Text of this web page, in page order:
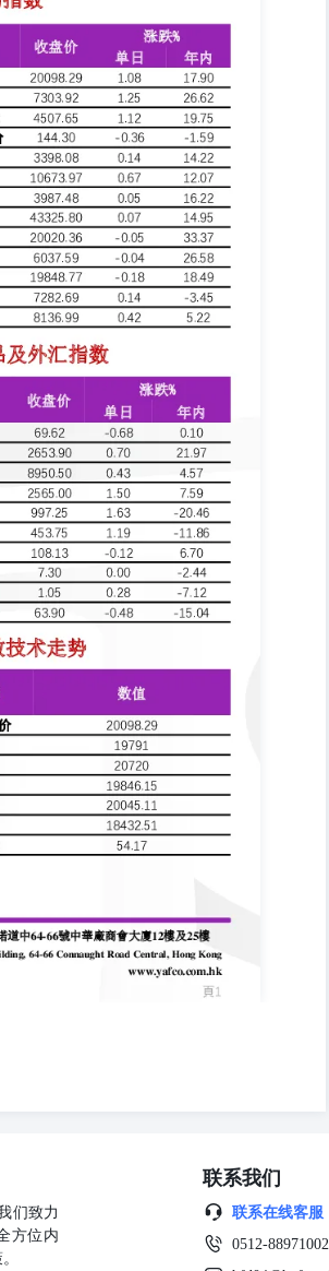
行业金融机构董事和高级管理人员加强管理。
出现近年来首次萎缩，分别较2018年末减少
FINANCIAL HOLDINGS
告，为进一步推进公司全球化战略布局，打
票并申请在香港联交所主板挂牌上市。早前消
IPO。宁德时代于12月26日召开了第四届董事
联交所上市的相关议案。同时，公司聘请致同
市的审计机构。根据相关规定，公司本次发行
证监会、香港联交所和香港证券及期货事务监
前，除本次董事会审议通过的相关议案外，其
备案和审核程序并最终实施具有重大不确定
信披义务。财报显示，今年前三季度，宁德时
民币，同比增长15.59%。 香港中環干諾道中
Hong Kongwww.yafco.com.hk頁2 新
LIMITED 财经要闻 资料来源：彭博,经济
提交对代总统韩德洙的弹劾动议：韩国反对党
官的任命可能会增加总统尹锡悦下台的可能
举行投票。韩德洙周四早些时候发表紧急公开
被弹劾风险，并可能加剧紧张局面。韩德洙表
在讲话中说。“如果各政党同意并提交提案，
到底，宪法法院定于周五举行首次审前听证
持续申领失业救济人数升至三年多来的最高
，截至12月14日当周，持续申领失业救济金人
至219,000人。持续申领失业救济人数在2024
杰罗姆·鲍威尔上周表示，就业市场仍然稳
后举行的新闻发布会上表示，劳动力市场正在
人。在未经季节因素调整的基础上，上周
州和西弗吉尼亚降幅最大。 以色列空袭胡塞
设施、Hezyaz和RasKanatib发电站。以色列
MasirahTV报道，目前至少有3人死亡。以色列
这样做，直到完成任务。””胡塞武装试图逐
击说明胡塞武装试图搞疲劳战术，在限制抵抗
系统击中：阿塞拜疆官方新闻网Caliber报道
防空系统击中。Caliber援引不具名的政府官员
道称，由于俄军使用了电子战系统，该客机的
未回复置评请求。克里姆林宫发言人德米特里
促各方等待调查完成而非揣测坠机原因。国有
飞机从首都巴库飞往格罗兹尼，后改变航向在
表示，救援队在坠机现场找到了38具尸体且清
疗。救援人员还发现了有助于确定坠机原因的
金融监管总局发布银行业金融机构董事（理
利用职务之便牟取非法利益，不得损害国家利
必要的反洗钱和反恐怖融资培训，具备相应的
别巨大的人员，监管机构可视情节轻重及其后
查结果有关情况,表示修订后的2023年国内生
局副局长蔺涛表示，第五次经济普查的GDP修
的合资企业，合资企业将持有Gmarket100%
。据易买得母企韩国新世界公布，全球速卖通
以及合作生态系统，寄望产生协同效应，强化
国国货走向海外市场的渠道。 理想汽车
们致力
方位内
联系我们
联系在线客服
0512-88971002